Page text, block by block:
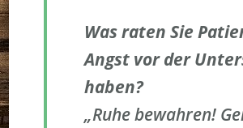
Was raten Sie
Angst vor der
haben?
„Ruhe bewahren!